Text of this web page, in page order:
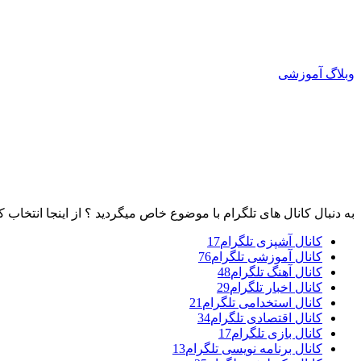
وبلاگ آموزشی
به دنبال کانال های تلگرام با موضوع خاص میگردید ؟ از اینجا انتخاب
کانال آشپزی تلگرام17
کانال آموزشی تلگرام76
کانال آهنگ تلگرام48
کانال اخبار تلگرام29
کانال استخدامی تلگرام 21
کانال اقتصادی تلگرام34
کانال بازی تلگرام17
کانال برنامه نویسی تلگرام13